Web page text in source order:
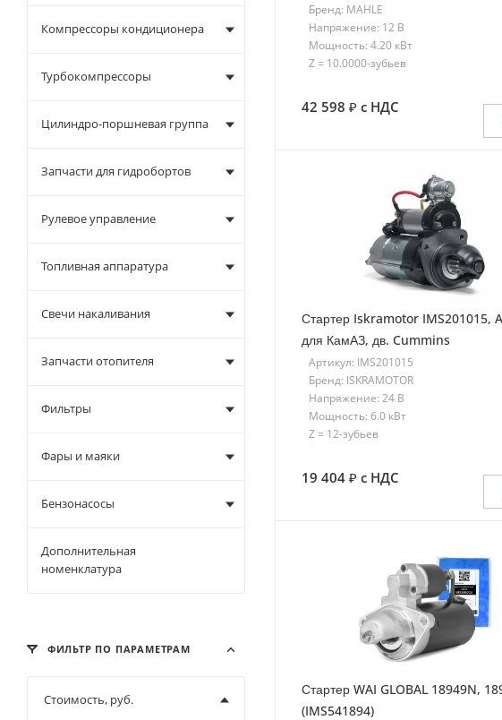
Бренд: MAHLE
Напряжение: 12 В
Мощность: 4.20 кВт
Z = 10.0000-зубьев
42 598 с НДС
Стартер Iskramotor IMS201015,
для КамАЗ, дв. Cummins
Артикул: IMS201015
Бренд: ISKRAMOTOR
Напряжение: 24 В
Мощность: 6.0 кВт
Z = 12-зубьев
19 404 с НДС
Стартер WAI GLOBAL 18949N,
(IMS541894)
Компрессоры кондиционера
Турбокомпрессоры
Цилиндро-поршневая группа
Запчасти для гидробортов
Рулевое управление
Топливная аппаратура
Свечи накаливания
Запчасти отопителя
Фильтры
Фары и маяки
Бензонасосы
Дополнительная
номенклатура
ФИЛЬТР ПО ПАРАМЕТРАМ
Стоимость, руб.